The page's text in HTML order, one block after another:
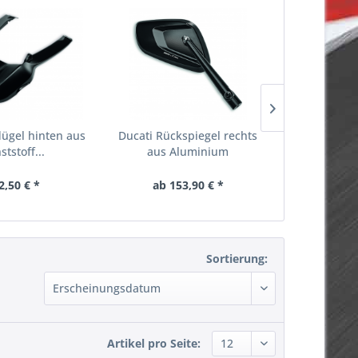
hinten aus
€ *
Ducati Rückspiegel rechts
aus Aluminium
ab 153,90 € *
Sortierung:
Artikel pro Seite: